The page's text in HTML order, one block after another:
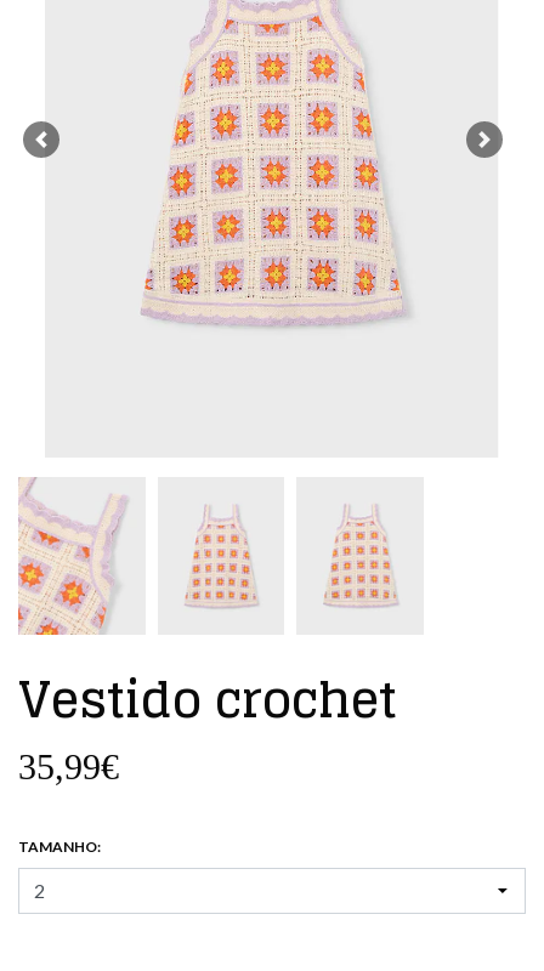
Previous Next
Vestido crochet
35,99€
TAMANHO: